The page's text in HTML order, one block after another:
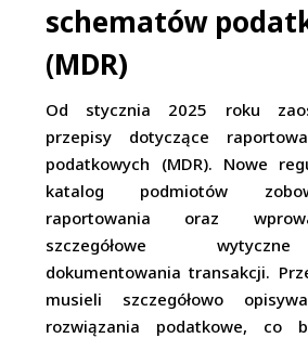
schematów
(MDR)
Od stycznia 2025 roku
przepisy dotyczące
podatkowych (MDR). Nowe
katalog podmiotów
raportowania oraz
szczegółowe
dokumentowania transakcji.
musieli szczegółowo
rozwiązania podatkowe, co